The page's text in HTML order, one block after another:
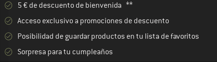
5 € de descuento de bienvenida **
Acceso exclusivo a promociones de descuento
Posibilidad de guardar productos en tu lista de favoritos
Sorpresa para tu cumpleaños